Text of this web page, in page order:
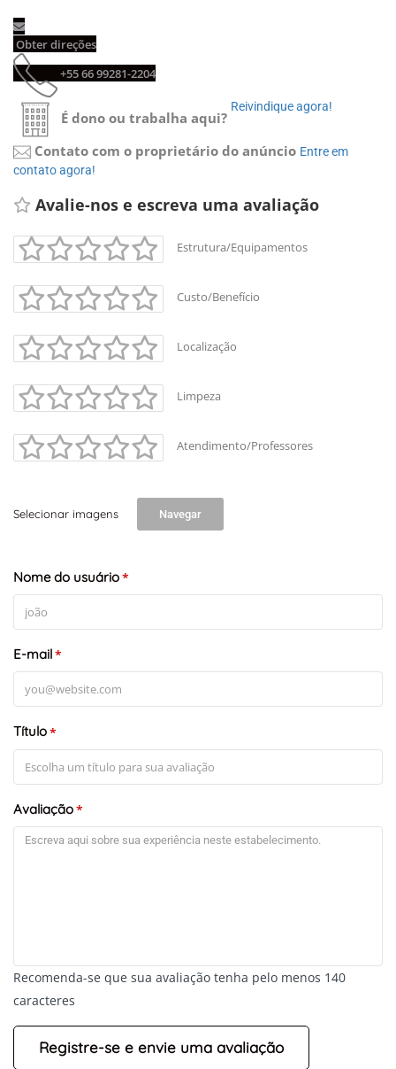
Obter direções
+55 66 99281-2204
É dono ou trabalha aqui?
Reivindique agora!
Contato com o proprietário do anúncio Entre em
contato agora!
Avalie-nos e escreva uma avaliação
Estrutura/Equipamentos
Custo/Benefício
Localização
Limpeza
Atendimento/Professores
Selecionar imagens Navegar
Nome do usuário*
E-mail*
Título*
Avaliação*
Recomenda-se que sua avaliação tenha pelo menos 140
caracteres